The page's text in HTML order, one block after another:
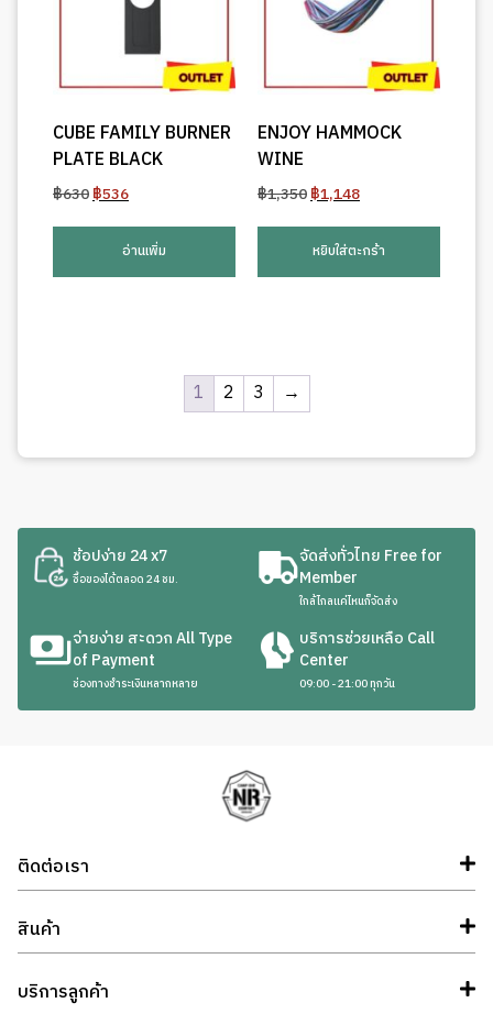
CUBE FAMILY BURNER
PLATE BLACK
฿630Original
฿630.
฿536Current
is:
฿536.
อ่านเพิ่ม
ENJOY HAMMOCK
WINE
฿1,350Original
was:
฿1,350.
฿1,148Current
฿1,148.
หยิบใส่ตะกร้า
1 2 3 →
ช้อปง่าย 24 x7
ซื้อของได้ตลอด 24 ชม.
จัดส่งทั่วไทย Free for
Member
ใกล้ไกลแค่ไหนก็จัดส่ง
จ่ายง่าย สะดวก All Type
of Payment
ช่องทางชำระเงินหลากหลาย
บริการช่วยเหลือ Call
Center
09:00 - 21:00 ทุกวัน
ติดต่อเรา
สินค้า
บริการลูกค้า